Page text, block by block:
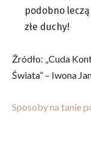
podobno
złe duchy!
Źródło: „Cuda
Świata” – Iwona
Sposoby na tanie